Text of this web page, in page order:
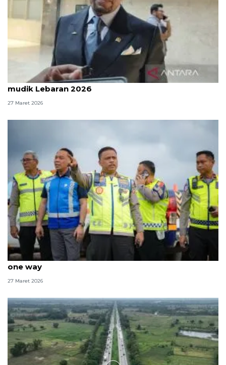
Komisi III DPR: Polri sudah kerja maksimal atur
mudik Lebaran 2026
27 Maret 2026
Kakorlantas sebut lalin Tol Cipali sudah lancar usai
one way
27 Maret 2026